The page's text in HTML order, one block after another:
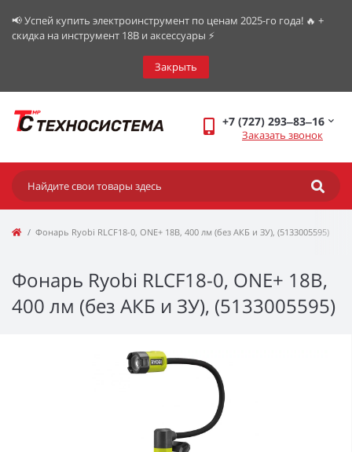
📢 Успей купить электроинструмент по ценам 2025-го года! 🔥 +
скидка на инструмент 18В и аксессуары ⚡️
Закрыть
+7 (727) 293‒83‒16
Заказать звонок
Фонарь Ryobi RLCF18-0, ONE+ 18В, 400 лм (без АКБ и ЗУ), (5133005595)
Фонарь Ryobi RLCF18-0, ONE+ 18В,
400 лм (без АКБ и ЗУ), (5133005595)